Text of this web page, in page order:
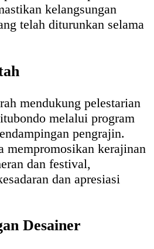
kelangsungan
telah diturunkan selama
mendukung pelestarian
melalui program
pengrajin.
mempromosikan kerajinan
dan festival,
dan apresiasi
Desainer